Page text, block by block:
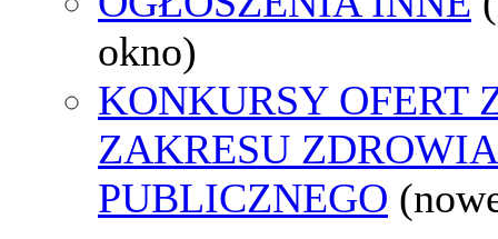
okno)
KONKURSY OFERT
ZAKRESU ZDROWIA
PUBLICZNEGO